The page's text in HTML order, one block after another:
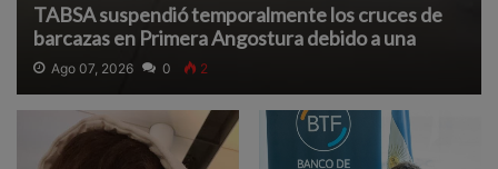
TABSA suspendió temporalmente los cruces de
barcazas en Primera Angostura debido a una
densa neblina que reduce la visibilidad y afecta la
navegación segura.
Ago 07, 2026 0 2